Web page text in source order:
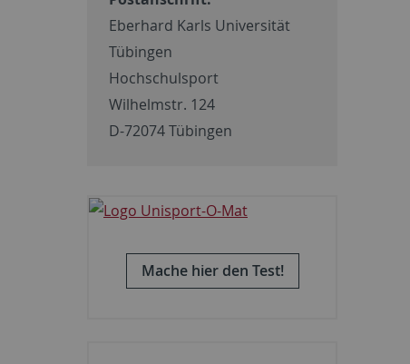
Eberhard Karls Universität
Tübingen
Hochschulsport
Wilhelmstr. 124
D-72074 Tübingen
Mache hier den Test!